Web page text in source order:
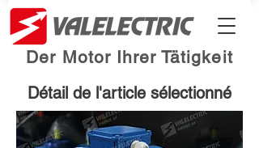
Der Motor Ihrer Tätigkeit
Détail de l'article sélectionné